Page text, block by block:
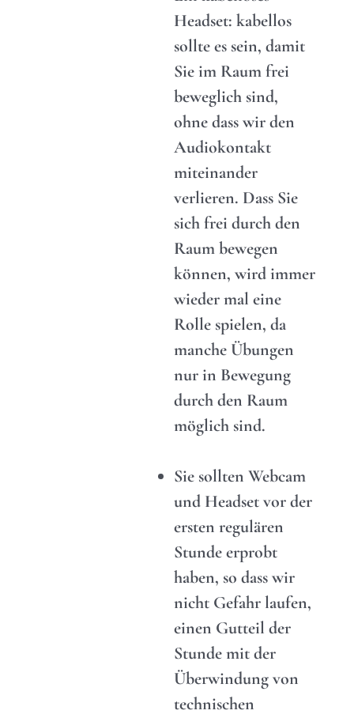
Headset: kabellos
sollte es sein, damit
Sie im Raum frei
beweglich sind,
ohne dass wir den
Audiokontakt
miteinander
verlieren. Dass Sie
sich frei durch den
Raum bewegen
können, wird immer
wieder mal eine
Rolle spielen, da
manche Übungen
nur in Bewegung
durch den Raum
möglich sind.
Sie sollten Webcam
und Headset vor der
ersten regulären
Stunde erprobt
haben, so dass wir
nicht Gefahr laufen,
einen Gutteil der
Stunde mit der
Überwindung von
technischen